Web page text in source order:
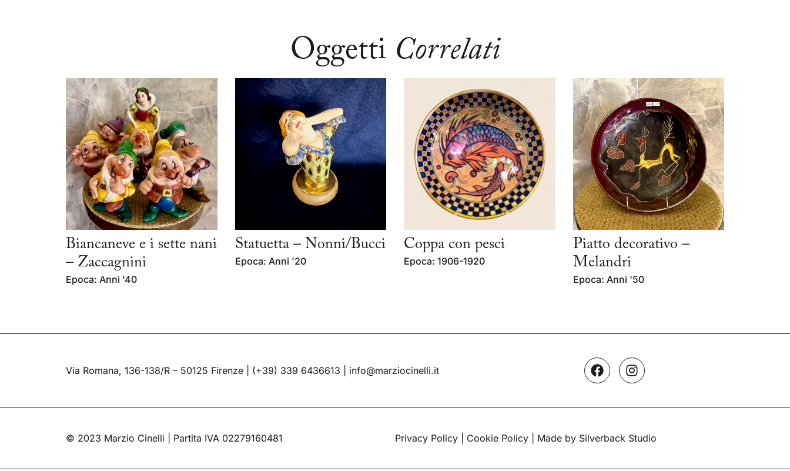
Oggetti Correlati
Biancaneve e i sette nani
– Zaccagnini
Epoca: Anni '40
Statuetta – Nonni/Bucci
Epoca: Anni '20
Coppa con pesci
Epoca: 1906-1920
Piatto decorativo –
Melandri
Epoca: Anni '50
Via Romana, 136-138/R – 50125 Firenze | (+39) 339 6436613 info@marziocinelli.it
© 2023 Marzio Cinelli | Partita IVA 02279160481 Privacy Policy Cookie Policy | Made by Silverback Studio